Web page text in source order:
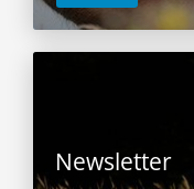
Newsletter